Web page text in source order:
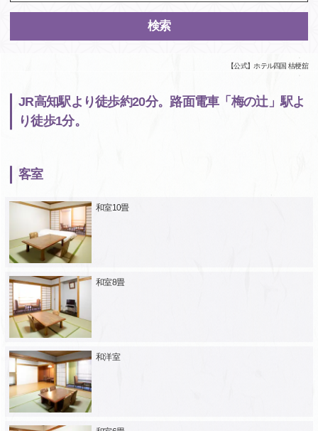
検索
【公式】ホテル四国 桔梗舘
JR高知駅より徒歩約20分。路面電車「梅の辻」駅よ
り徒歩1分。
客室
和室10畳
和室8畳
和洋室